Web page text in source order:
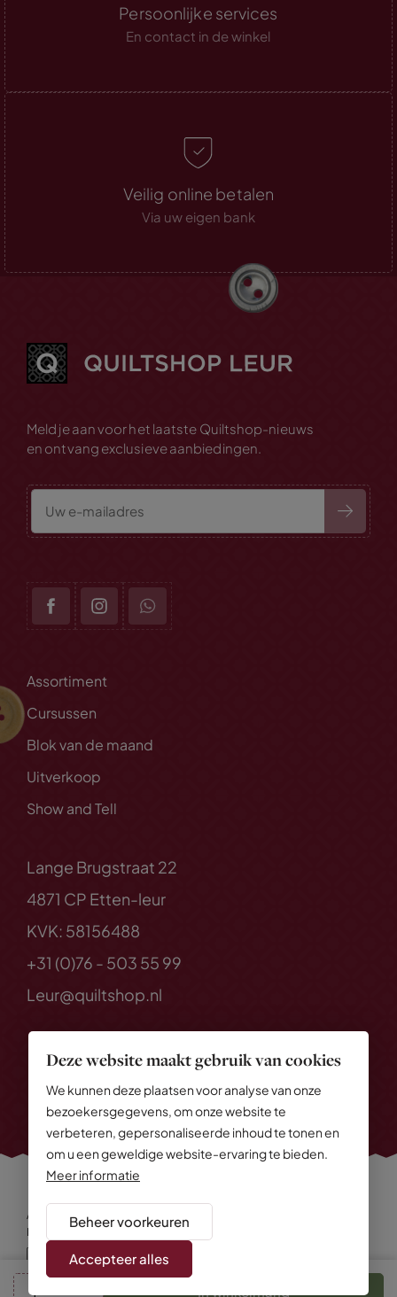
Deze website maakt gebruik van cookies
We kunnen deze plaatsen voor analyse van onze
bezoekersgegevens, om onze website te
verbeteren, gepersonaliseerde inhoud te tonen en
om u een geweldige website-ervaring te bieden.
Meer informatie
Beheer voorkeuren
Accepteer alles
In winkelmand
Persoonlijke services
En contact in de winkel
Veilig online betalen
Via uw eigen bank
Meld je aan voor het laatste Quiltshop-nieuws
en ontvang exclusieve aanbiedingen.
Assortiment
Cursussen
Blok van de maand
Uitverkoop
Show and Tell
Lange Brugstraat 22
4871 CP Etten-leur
KVK: 58156488
+31 (0)76 - 503 55 99
Leur@quiltshop.nl
Alle rechten voorbehouden
Privacy Policy
Algemene voorwaarden